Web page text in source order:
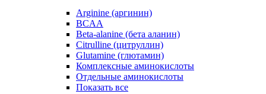
Arginine (аргинин)
BCAA
Beta-alanine (бета аланин)
Citrulline (цитруллин)
Glutamine (глютамин)
Комплексные аминокислоты
Отдельные аминокислоты
Показать все